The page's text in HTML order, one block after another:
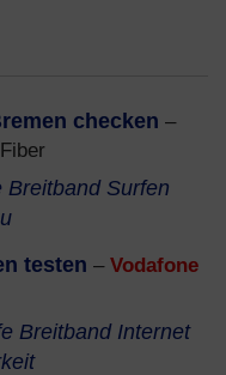
checken –
Breitband Surfen
testen – Vodafone
Breitband Internet